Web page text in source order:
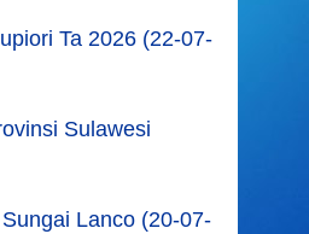
Ta 2026 (22-07-
Sulawesi
Lanco (20-07-